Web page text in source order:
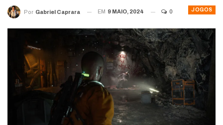
JOGOS
Por Gabriel Caprara EM 9 MAIO, 2024 0